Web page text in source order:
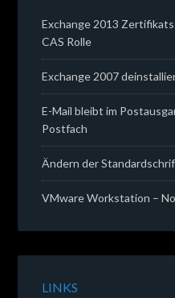
Exchange 2013
CAS Rolle
Exchange 2007
E-Mail bleibt im
Postfach
Ändern der
VMware Workstation –
LINKS